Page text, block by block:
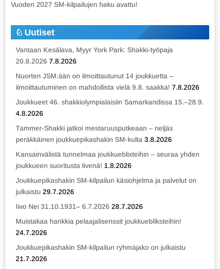
Vuoden 2027 SM-kilpailujen haku avattu!
Uutiset
Vantaan Kesälava, Myyr York Park: Shakki-työpaja
20.8.2026 7.8.2026
Nuorten JSM:ään on ilmoittautunut 14 joukkuetta –
ilmoittautuminen on mahdollista vielä 9.8. saakka! 7.8.2026
Joukkueet 46. shakkiolympialaisiin Samarkandissa 15.–28.9.
4.8.2026
Tammer-Shakki jatkoi mestaruusputkeaan – neljäs
peräkkäinen joukkuepikashakin SM-kulta 3.8.2026
Kansainvälistä tunnelmaa joukkueblixteihin – seuraa yhden
joukkueen suoritusta livenä! 1.8.2026
Joukkuepikashakin SM-kilpailun käsiohjelma ja palvelut on
julkaistu 29.7.2026
Iivo Nei 31.10.1931– 6.7.2026 28.7.2026
Muistakaa hankkia pelaajalisenssit joukkuebliksteihin!
24.7.2026
Joukkuepikashakin SM-kilpailun ryhmäjako on julkaistu
21.7.2026